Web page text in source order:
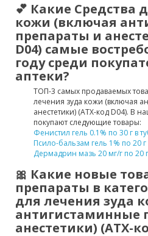
💕 Какие Средства
кожи (включая
препараты и
D04) самые
году среди
аптеки?
ТОП-3 самых продаваемых
лечения зуда кожи (включая
анестетики) (ATX-код D04). В
покупают следующие товары:
Фенистил гель 0.1% по 30 г в
Псило-бальзам гель 1% по 20 г
Дермадрин мазь 20 мг/г по 20
🎀 Какие новые
препараты в
для лечения зуда
антигистаминные
анестетики) (ATX-